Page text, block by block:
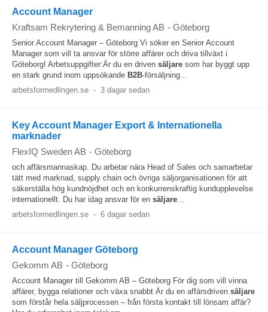
Account Manager
Kraftsam Rekrytering & Bemanning AB - Göteborg
Senior Account Manager – Göteborg Vi söker en Senior Account
Manager som vill ta ansvar för större affärer och driva tillväxt i
Göteborg! Arbetsuppgifter:Är du en driven säljare som har byggt upp
en stark grund inom uppsökande B2B-försäljning...
arbetsformedlingen.se - 3 dagar sedan
Key Account Manager Export & Internationella
marknader
FlexIQ Sweden AB - Göteborg
och affärsmannaskap. Du arbetar nära Head of Sales och samarbetar
tätt med marknad, supply chain och övriga säljorganisationen för att
säkerställa hög kundnöjdhet och en konkurrenskraftig kundupplevelse
internationellt. Du har idag ansvar för en säljare...
arbetsformedlingen.se - 6 dagar sedan
Account Manager Göteborg
Gekomm AB - Göteborg
Account Manager till Gekomm AB – Göteborg För dig som vill vinna
affärer, bygga relationer och växa snabbt Är du en affärsdriven säljare
som förstår hela säljprocessen – från första kontakt till lönsam affär?